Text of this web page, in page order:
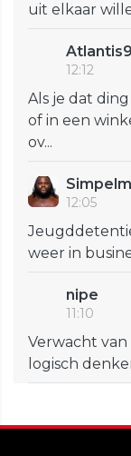
uit elkaar
12:12
Als je dat
of in een
ov...
12:05
weer in
nipe
11:10
Verwacht
logisch